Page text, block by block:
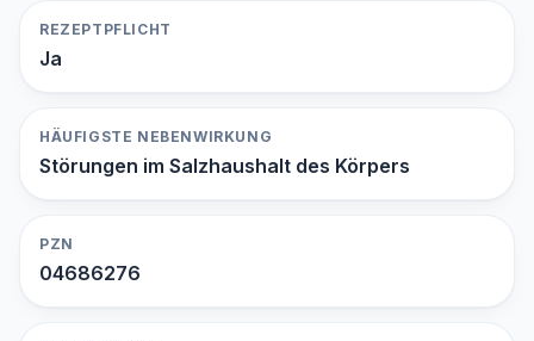
REZEPTPFLICHT
Ja
HÄUFIGSTE NEBENWIRKUNG
Störungen im Salzhaushalt des Körpers
PZN
04686276